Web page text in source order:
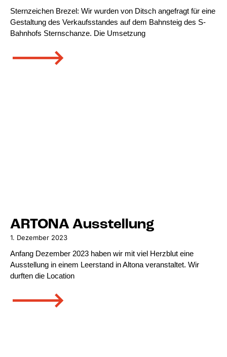
Sternzeichen Brezel: Wir wurden von Ditsch angefragt für eine
Gestaltung des Verkaufsstandes auf dem Bahnsteig des S-
Bahnhofs Sternschanze. Die Umsetzung
🡒
ARTONA Ausstellung
1. Dezember 2023
Anfang Dezember 2023 haben wir mit viel Herzblut eine
Ausstellung in einem Leerstand in Altona veranstaltet. Wir
durften die Location
🡒